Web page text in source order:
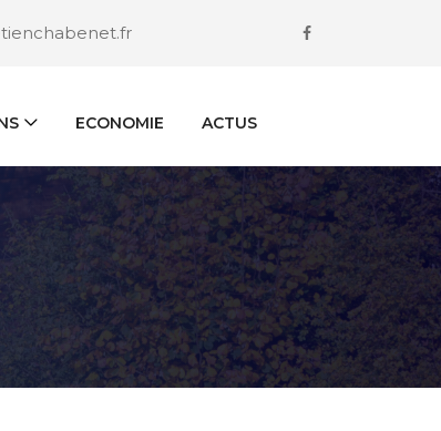
ECONOMIE ACTUS